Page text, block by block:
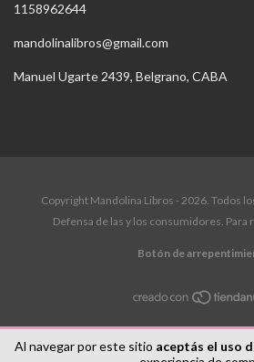
Al navegar por este sitio aceptás el uso
1158962644
mandolinalibros@gmail.com
Manuel Ugarte 2439, Belgrano, CABA
Copyright Mandolina Libros - 2026. Todos
Defensa de las y los consumidores. Para
Botón de